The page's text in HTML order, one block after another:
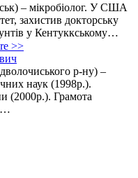
– мікробіолог. У США
захистив докторську
у Кентуккському…
>>
р-ну) –
наук (1998р.).
(2000р.). Грамота